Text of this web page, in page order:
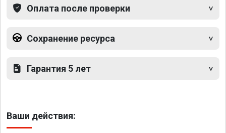
Оплата после проверки
Сохранение ресурса
Гарантия 5 лет
Ваши действия: